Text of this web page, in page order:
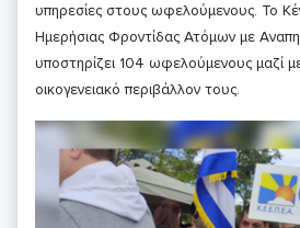
υπηρεσίες στους ωφελούμενους. Το
Ημερήσιας Φροντίδας Ατόμων με
υποστηρίζει 104 ωφελούμενους μαζί
οικογενειακό περιβάλλον τους.